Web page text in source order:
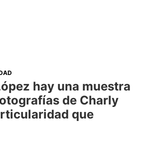
hay una muestra
de Charly
que